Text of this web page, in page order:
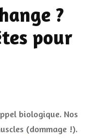
?
pour
biologique. Nos
(dommage !).